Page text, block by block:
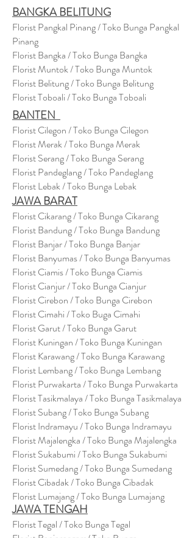
BANGKA BELITUNG
Florist Pangkal Pinang / Toko Bunga Pangkal
Pinang
Florist Bangka / Toko Bunga Bangka
Florist Muntok / Toko Bunga Muntok
Florist Belitung / Toko Bunga Belitung
Florist Toboali / Toko Bunga Toboali
BANTEN
Florist Cilegon / Toko Bunga Cilegon
Florist Merak / Toko Bunga Merak
Florist Serang / Toko Bunga Serang
Florist Pandeglang / Toko Pandeglang
Florist Lebak / Toko Bunga Lebak
JAWA BARAT
Florist Cikarang/ Toko Bunga Cikarang
Florist Bandung / Toko Bunga Bandung
Florist Banjar / Toko Bunga Banjar
Florist Banyumas / Toko Bunga Banyumas
Florist Ciamis / Toko Bunga Ciamis
Florist Cianjur / Toko Bunga Cianjur
Florist Cirebon / Toko Bunga Cirebon
Florist Cimahi / Toko Buga Cimahi
Florist Garut / Toko Bunga Garut
Florist Kuningan / Toko Bunga Kuningan
Florist Karawang / Toko Bunga Karawang
Florist Lembang / Toko Bunga Lembang
Florist Purwakarta / Toko Bunga Purwakarta
Florist Tasikmalaya / Toko Bunga Tasikmalaya
Florist Subang / Toko Bunga Subang
Florist Indramayu / Toko Bunga Indramayu
Florist Majalengka / Toko Bunga Majalengka
Florist Sukabumi / Toko Bunga Sukabumi
Florist Sumedang / Toko Bunga Sumedang
Florist Cibadak / Toko Bunga Cibadak
Florist Lumajang / Toko Bunga Lumajang
JAWA TENGAH
Florist Tegal / Toko Bunga Tegal